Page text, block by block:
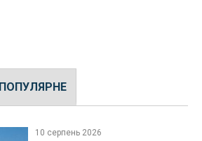
ПОПУЛЯРНЕ
10 серпень 2026